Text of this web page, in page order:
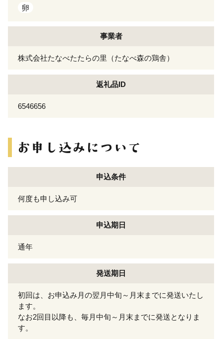
卵
事業者
株式会社たなべたたらの里（たなべ森の鶏舎）
返礼品ID
6546656
申込条件
何度も申し込み可
申込期日
通年
発送期日
初回は、お申込み月の翌月中旬～月末までに発送いたし
ます。
なお2回目以降も、毎月中旬～月末までに発送となりま
す。